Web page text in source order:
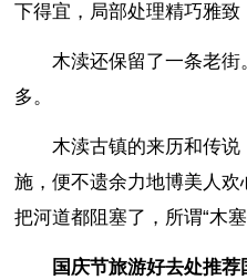
下得宜，局部处理精巧雅致
木渎还保留了一条老
多。
木渎古镇的来历和传
施，便不遗余力地博美人欢
把河道都阻塞了，所谓“木
国庆节旅游好去处推荐